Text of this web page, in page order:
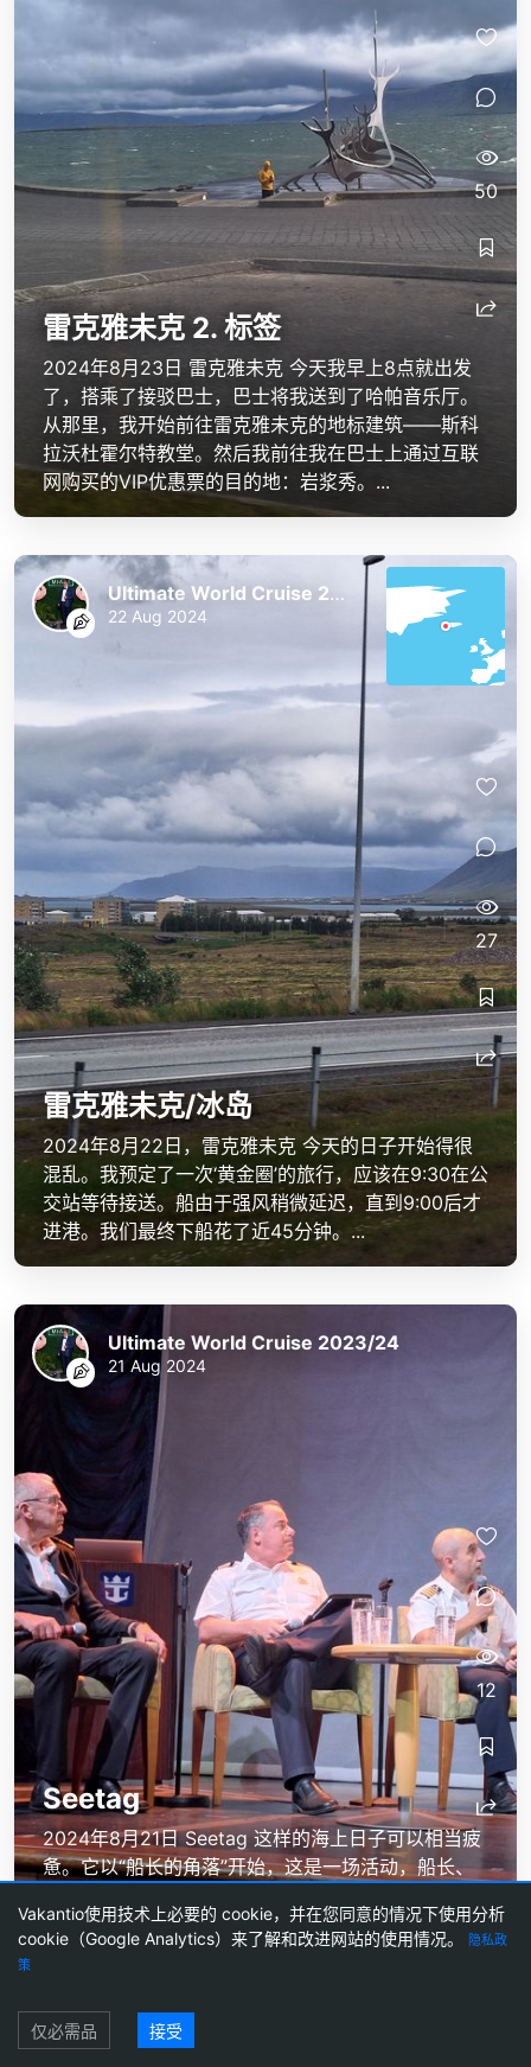
雷克雅未克 2. 标签
2024年8月23日 雷克雅未克 今天我早上8点就出发
了，搭乘了接驳巴士，巴士将我送到了哈帕音乐厅。
从那里，我开始前往雷克雅未克的地标建筑——斯科
拉沃杜霍尔特教堂。然后我前往我在巴士上通过互联
网购买的VIP优惠票的目的地：岩浆秀。...
50
雷克雅未克/冰岛
2024年8月22日，雷克雅未克 今天的日子开始得很
混乱。我预定了一次‘黄金圈’的旅行，应该在9:30在公
交站等待接送。船由于强风稍微延迟，直到9:00后才
进港。我们最终下船花了近45分钟。...
Ultimate World Cruise 2023/24
22 Aug 2024
27
Seetag
2024年8月21日 Seetag 这样的海上日子可以相当疲
惫。它以“船长的角落”开始，这是一场活动，船长、
乘客的问题。总是趣味横生且娱乐。 不久后，讲座
“雷克雅未克：冰岛的历史首都”随之而来，我从中获
Ultimate World Cruise 2023/24
21 Aug 2024
12
Vakantio使用技术上必要的 cookie，并在您同意的情况下使用分析
cookie（Google Analytics）来了解和改进网站的使用情况。
隐私政
策
仅必需品 接受